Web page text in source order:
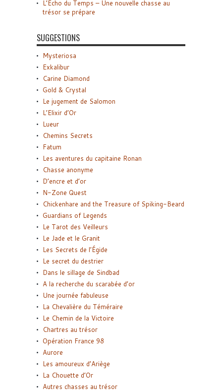
L’Écho du Temps – Une nouvelle chasse au
trésor se prépare
SUGGESTIONS
Mysteriosa
Exkalibur
Carine Diamond
Gold & Crystal
Le jugement de Salomon
L’Elixir d’Or
Lueur
Chemins Secrets
Fatum
Les aventures du capitaine Ronan
Chasse anonyme
D’encre et d’or
N-Zone Quest
Chickenhare and the Treasure of Spiking-Beard
Guardians of Legends
Le Tarot des Veilleurs
Le Jade et le Granit
Les Secrets de l’Égide
Le secret du destrier
Dans le sillage de Sindbad
A la recherche du scarabée d’or
Une journée fabuleuse
La Chevalière du Téméraire
Le Chemin de la Victoire
Chartres au trésor
Opération France 98
Aurore
Les amoureux d’Ariège
La Chouette d’Or
Autres chasses au trésor